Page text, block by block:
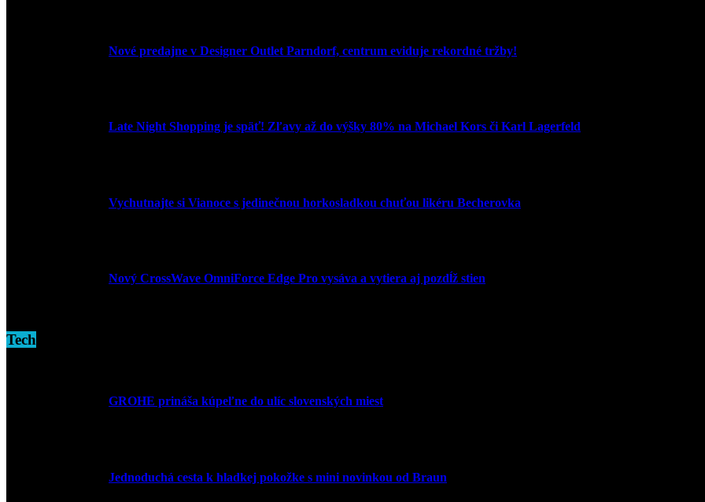
Nové predajne v Designer Outlet Parndorf, centrum eviduje rekordné tržby!
Late Night Shopping je späť! Zľavy až do výšky 80% na Michael Kors či Karl Lagerfeld
Vychutnajte si Vianoce s jedinečnou horkosladkou chuťou likéru Becherovka
Nový CrossWave OmniForce Edge Pro vysáva a vytiera aj pozdĺž stien
Tech
GROHE prináša kúpeľne do ulíc slovenských miest
Jednoduchá cesta k hladkej pokožke s mini novinkou od Braun